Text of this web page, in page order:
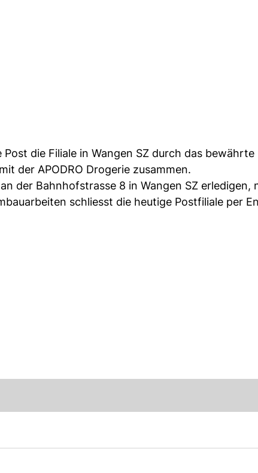
die Filiale in Wangen SZ durch das bewährte
der APODRO Drogerie zusammen.
der Bahnhofstrasse 8 in Wangen SZ erledigen,
schliesst die heutige Postfiliale per